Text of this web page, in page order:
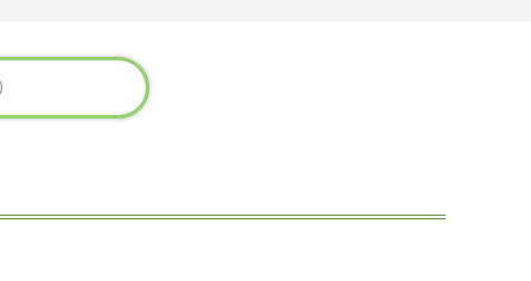
キル